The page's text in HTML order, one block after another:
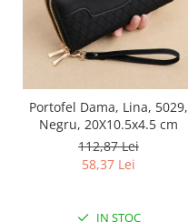
Portofel Dama, Lina, 5029,
Negru, 20X10.5x4.5 cm
112,87 Lei
58,37 Lei
IN STOC